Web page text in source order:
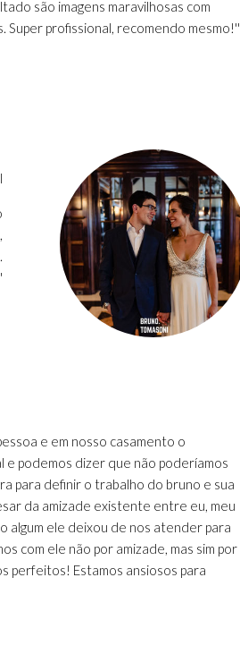
são imagens maravilhosas com
Super profissional, recomendo mesmo!''
e em nosso casamento o
e podemos dizer que não poderíamos
para definir o trabalho do bruno e sua
da amizade existente entre eu, meu
algum ele deixou de nos atender para
com ele não por amizade, mas sim por
perfeitos! Estamos ansiosos para